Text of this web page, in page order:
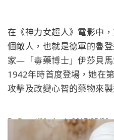
在《神力女超人》電影中
個敵人，也就是德軍的魯
家—「毒藥博士」伊莎貝
1942年時首度登場，她在
攻擊及改變心智的藥物來
ByBeautiMode| 2017/05/30